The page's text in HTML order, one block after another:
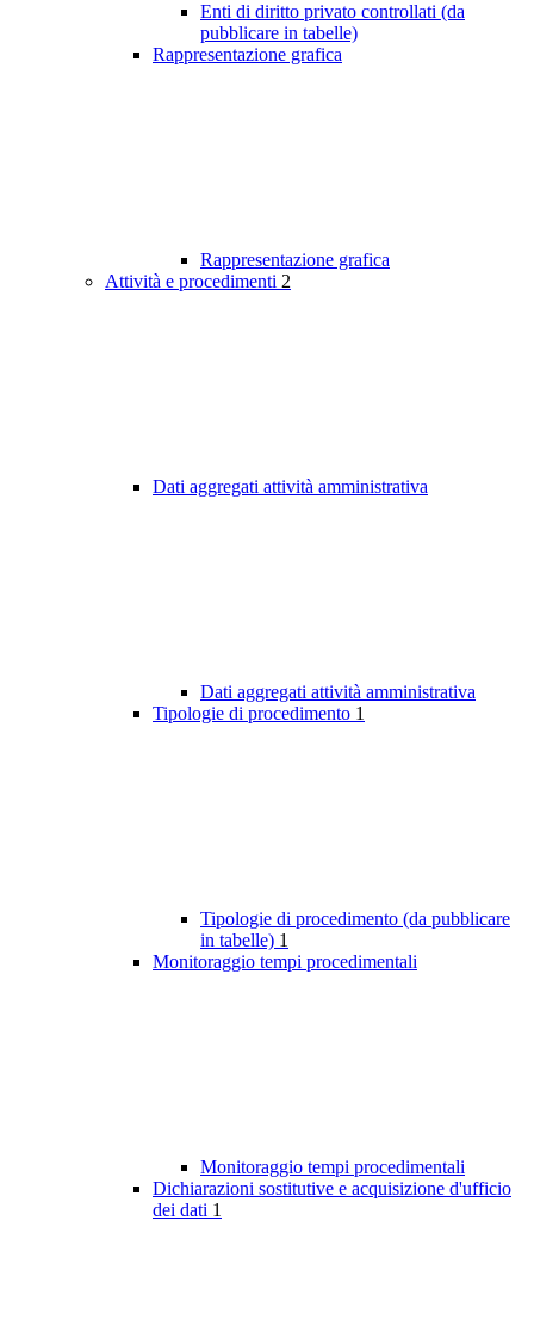
Enti di diritto privato controllati (da
pubblicare in tabelle)
Rappresentazione grafica
Rappresentazione grafica
Attività e procedimenti 2
Dati aggregati attività amministrativa
Dati aggregati attività amministrativa
Tipologie di procedimento 1
Tipologie di procedimento (da pubblicare
in tabelle) 1
Monitoraggio tempi procedimentali
Monitoraggio tempi procedimentali
Dichiarazioni sostitutive e acquisizione d'ufficio
dei dati 1